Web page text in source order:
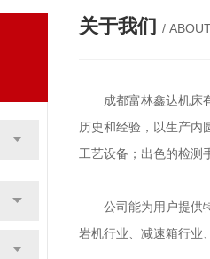
关于我们 /
成都富林鑫达机床有
历史和经验，以生产内
工艺设备；出色的检测
公司能为用户提供特
岩机行业、减速箱行业